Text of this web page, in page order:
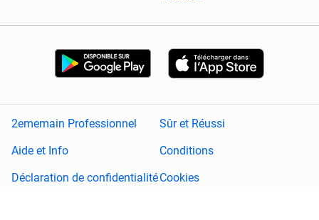
2ememain Professionnel
Sûr et Réussi
Aide et Info
Conditions
Déclaration de confidentialitéCookies